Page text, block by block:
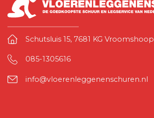
Schutsluis 15, 7681 KG Vroomshoop
085-1305616
info@vloerenleggenenschuren.nl